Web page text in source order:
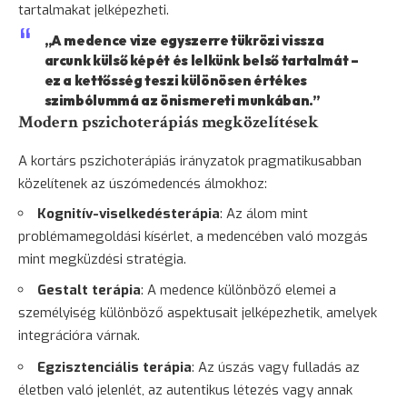
tartalmakat jelképezheti.
„A medence vize egyszerre tükrözi vissza
arcunk külső képét és lelkünk belső tartalmát –
ez a kettősség teszi különösen értékes
szimbólummá az önismereti munkában.”
Modern pszichoterápiás megközelítések
A kortárs pszichoterápiás irányzatok pragmatikusabban
közelítenek az úszómedencés álmokhoz:
Kognitív-viselkedésterápia: Az álom mint
problémamegoldási kísérlet, a medencében való mozgás
mint megküzdési stratégia.
Gestalt terápia: A medence különböző elemei a
személyiség különböző aspektusait jelképezhetik, amelyek
integrációra várnak.
Egzisztenciális terápia: Az úszás vagy fulladás az
életben való jelenlét, az autentikus létezés vagy annak